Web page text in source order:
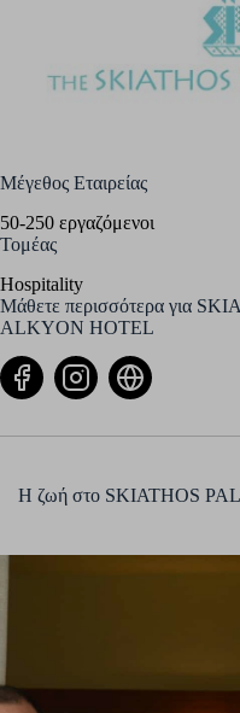
Μέγεθος Εταιρείας
50-250 εργαζόμενοι
Τομέας
Hospitality
Μάθετε περισσότερα για
ALKYON HOTEL
Η ζωή στo SKIATHOS